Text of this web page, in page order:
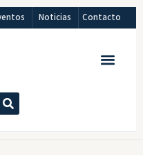
Noticias Contacto